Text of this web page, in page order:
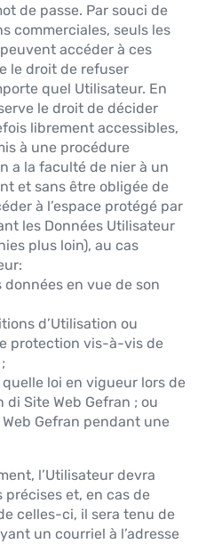
de passe. Par souci de
commerciales, seuls les
accéder à ces
le droit de refuser
quel Utilisateur. En
le droit de décider
librement accessibles,
à une procédure
a la faculté de nier à un
et sans être obligée de
à l’espace protégé par
les Données Utilisateur
plus loin), au cas
en vue de son
d’Utilisation ou
protection vis-à-vis de
loi en vigueur lors de
di Site Web Gefran ; ou
Gefran pendant une
l’Utilisateur devra
et, en cas de
celles-ci, il sera tenu de
un courriel à l’adresse